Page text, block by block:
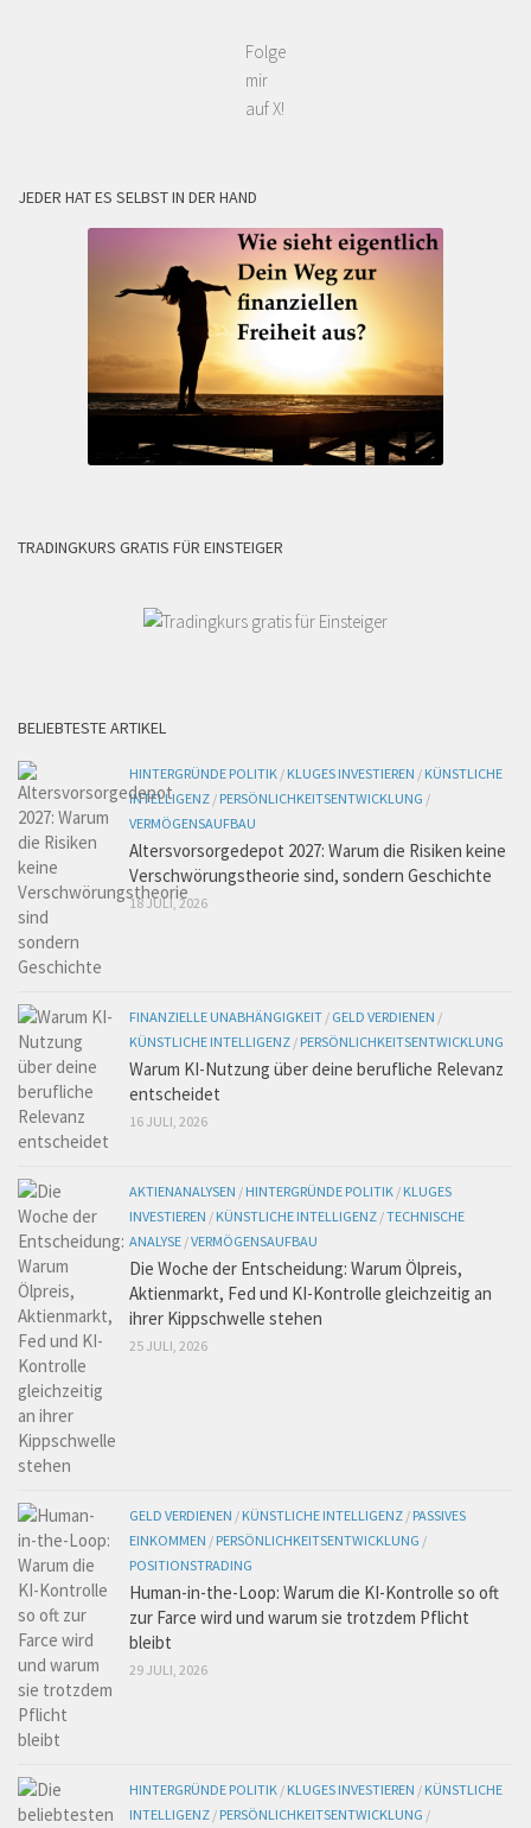
Folge
mir
auf X!
JEDER HAT ES SELBST IN DER HAND
TRADINGKURS GRATIS FÜR EINSTEIGER
BELIEBTESTE ARTIKEL
HINTERGRÜNDE POLITIK / KLUGES INVESTIEREN / KÜNSTLICHE
INTELLIGENZ / PERSÖNLICHKEITSENTWICKLUNG /
VERMÖGENSAUFBAU
Altersvorsorgedepot 2027: Warum die Risiken keine
Verschwörungstheorie sind, sondern Geschichte
18 JULI, 2026
FINANZIELLE UNABHÄNGIGKEIT / GELD VERDIENEN /
KÜNSTLICHE INTELLIGENZ / PERSÖNLICHKEITSENTWICKLUNG
Warum KI-Nutzung über deine berufliche Relevanz
entscheidet
16 JULI, 2026
AKTIENANALYSEN / HINTERGRÜNDE POLITIK / KLUGES
INVESTIEREN / KÜNSTLICHE INTELLIGENZ /TECHNISCHE
ANALYSE /VERMÖGENSAUFBAU
Die Woche der Entscheidung: Warum Ölpreis,
Aktienmarkt, Fed und KI-Kontrolle gleichzeitig an
ihrer Kippschwelle stehen
25 JULI, 2026
GELD VERDIENEN / KÜNSTLICHE INTELLIGENZ / PASSIVES
EINKOMMEN / PERSÖNLICHKEITSENTWICKLUNG /
POSITIONSTRADING
Human-in-the-Loop: Warum die KI-Kontrolle so oft
zur Farce wird und warum sie trotzdem Pflicht
bleibt
29 JULI, 2026
HINTERGRÜNDE POLITIK / KLUGES INVESTIEREN / KÜNSTLICHE
INTELLIGENZ / PERSÖNLICHKEITSENTWICKLUNG /